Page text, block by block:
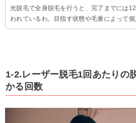
光脱毛で全身脱毛を行うと、完了までには
われているわ。目指す状態や毛量によって個
1-2.レーザー脱毛1回あたりの
かる回数